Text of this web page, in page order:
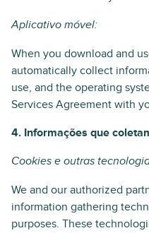
Aplicativo móvel:
When you download and
automatically collect
use, and the operating
Services Agreement with
4. Informações que
Cookies e outras
We and our authorized
information gathering
purposes. These